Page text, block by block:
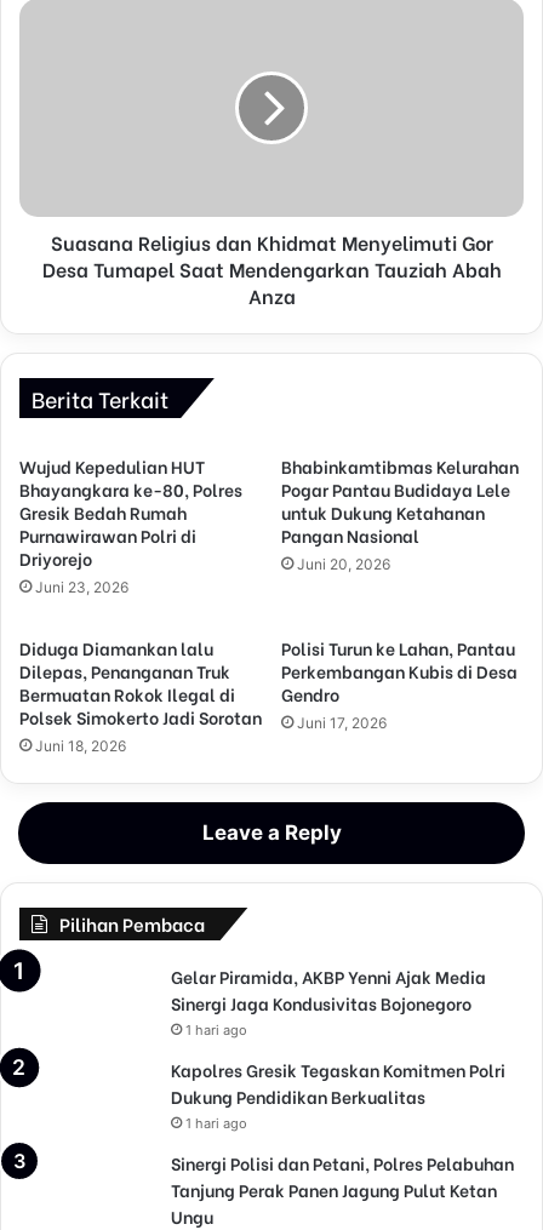
s
Suasana Religius dan Khidmat Menyelimuti Gor
Desa Tumapel Saat Mendengarkan Tauziah Abah
Anza
Berita Terkait
Wujud Kepedulian HUT
Bhayangkara ke-80, Polres
Gresik Bedah Rumah
Purnawirawan Polri di
Driyorejo
Juni 23, 2026
Bhabinkamtibmas Kelurahan
Pogar Pantau Budidaya Lele
untuk Dukung Ketahanan
Pangan Nasional
Juni 20, 2026
Diduga Diamankan lalu
Dilepas, Penanganan Truk
Bermuatan Rokok Ilegal di
Polsek Simokerto Jadi Sorotan
Juni 18, 2026
Polisi Turun ke Lahan, Pantau
Perkembangan Kubis di Desa
Gendro
Juni 17, 2026
Leave a Reply
Pilihan Pembaca
Gelar Piramida, AKBP Yenni Ajak Media
Sinergi Jaga Kondusivitas Bojonegoro
1 hari ago
Kapolres Gresik Tegaskan Komitmen Polri
Dukung Pendidikan Berkualitas
1 hari ago
Sinergi Polisi dan Petani, Polres Pelabuhan
Tanjung Perak Panen Jagung Pulut Ketan
Ungu